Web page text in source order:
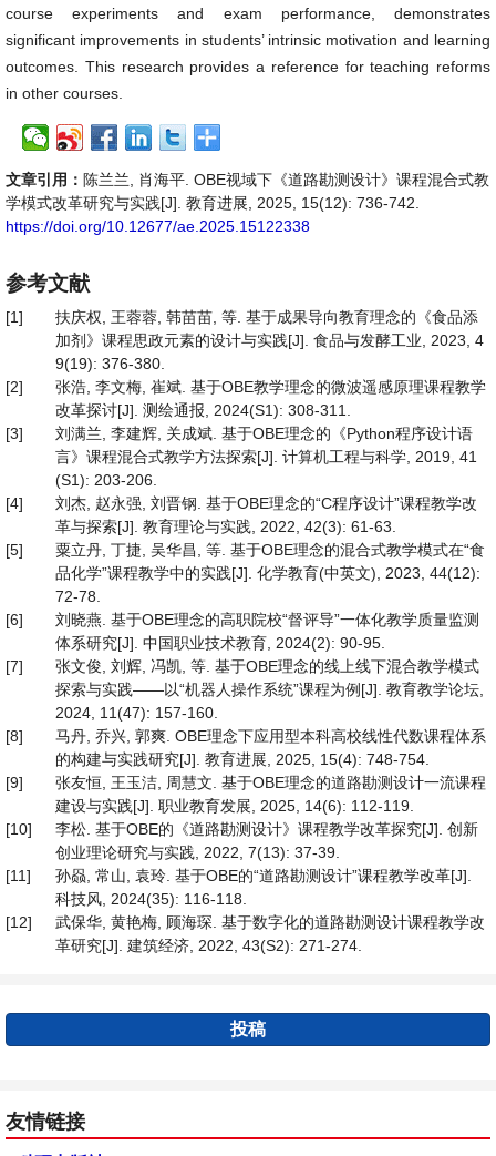
course experiments and exam performance, demonstrates
significant improvements in students’ intrinsic motivation and learning
outcomes. This research provides a reference for teaching reforms
in other courses.
文章引用： 陈兰兰, 肖海平. OBE视域下《道路勘测设计》课程混合式教
学模式改革研究与实践[J]. 教育进展, 2025, 15(12): 736-742.
https://doi.org/10.12677/ae.2025.15122338
参考文献
[1]
扶庆权, 王蓉蓉, 韩苗苗, 等. 基于成果导向教育理念的《食品添
加剂》课程思政元素的设计与实践[J]. 食品与发酵工业, 2023, 4
9(19): 376-380.
[2]
张浩, 李文梅, 崔斌. 基于OBE教学理念的微波遥感原理课程教学
改革探讨[J]. 测绘通报, 2024(S1): 308-311.
[3]
刘满兰, 李建辉, 关成斌. 基于OBE理念的《Python程序设计语
言》课程混合式教学方法探索[J]. 计算机工程与科学, 2019, 41
(S1): 203-206.
[4]
刘杰, 赵永强, 刘晋钢. 基于OBE理念的“C程序设计”课程教学改
革与探索[J]. 教育理论与实践, 2022, 42(3): 61-63.
[5]
粟立丹, 丁捷, 吴华昌, 等. 基于OBE理念的混合式教学模式在“食
品化学”课程教学中的实践[J]. 化学教育(中英文), 2023, 44(12):
72-78.
[6]
刘晓燕. 基于OBE理念的高职院校“督评导”一体化教学质量监测
体系研究[J]. 中国职业技术教育, 2024(2): 90-95.
[7]
张文俊, 刘辉, 冯凯, 等. 基于OBE理念的线上线下混合教学模式
探索与实践——以“机器人操作系统”课程为例[J]. 教育教学论坛,
2024, 11(47): 157-160.
[8]
马丹, 乔兴, 郭爽. OBE理念下应用型本科高校线性代数课程体系
的构建与实践研究[J]. 教育进展, 2025, 15(4): 748-754.
[9]
张友恒, 王玉洁, 周慧文. 基于OBE理念的道路勘测设计一流课程
建设与实践[J]. 职业教育发展, 2025, 14(6): 112-119.
[10]
李松. 基于OBE的《道路勘测设计》课程教学改革探究[J]. 创新
创业理论研究与实践, 2022, 7(13): 37-39.
[11]
孙赑, 常山, 袁玲. 基于OBE的“道路勘测设计”课程教学改革[J].
科技风, 2024(35): 116-118.
[12]
武保华, 黄艳梅, 顾海琛. 基于数字化的道路勘测设计课程教学改
革研究[J]. 建筑经济, 2022, 43(S2): 271-274.
投稿
友情链接